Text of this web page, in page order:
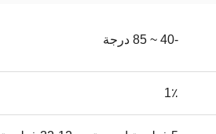
-40 ~ 85 درجة
1٪